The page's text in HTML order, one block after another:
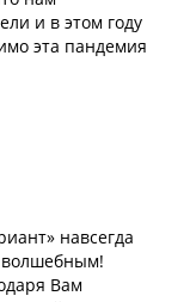
и в этом году
эта пандемия
навсегда
волшебным!
Вам